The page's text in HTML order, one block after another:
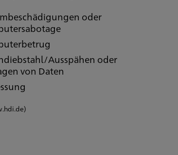
oder
Ausspähen oder
von Daten